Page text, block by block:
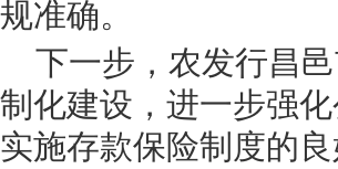
规准确。
下一步，农发行昌
制化建设，进一步强
实施存款保险制度的